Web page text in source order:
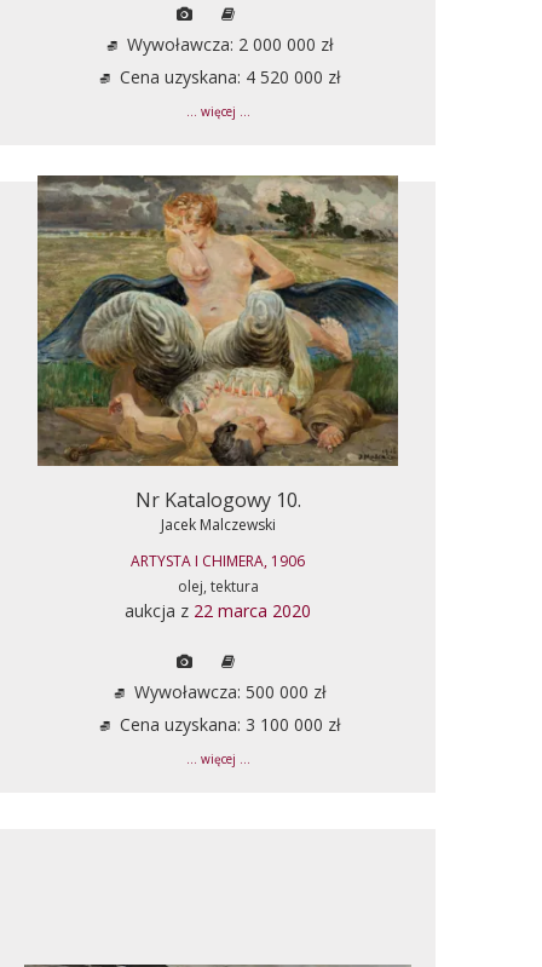
Wywoławcza: 2 000 000 zł
Cena uzyskana: 4 520 000 zł
... więcej ...
Nr Katalogowy 10.
Jacek Malczewski
ARTYSTA I CHIMERA, 1906
olej, tektura
aukcja z 22 marca 2020
Wywoławcza: 500 000 zł
Cena uzyskana: 3 100 000 zł
... więcej ...